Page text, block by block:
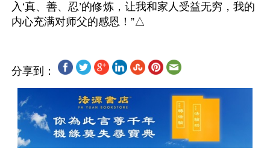
入‘真、善、忍’的修炼，让我和家人受益无穷，我的
分享到：